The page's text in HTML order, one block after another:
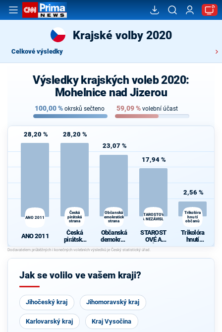
Krajské volby 2020
Celkové výsledky
Výsledky krajských voleb 2020:
Mohelnice nad Jizerou
100,00% okrsků sečteno 59,09% volební účast
28,20 %
ANO 2011
ANO 2011
28,20 %
Česká
pirátská
strana
Česká
pirátská
strana
23,07 %
Občanská
demokratická
strana
Občanská
demokrati
cká strana
17,94 %
STAROSTOVÉ
A NEZÁVISLÍ
STAROST
OVÉ A
NEZÁVISL
2,56 %
Trikolóra
hnutí
občanů
Trikolóra
hnutí
občanů
Jak se volilo ve vašem kraji?
Jihočeský kraj Jihomoravský kraj
Karlovarský kraj Kraj Vysočina